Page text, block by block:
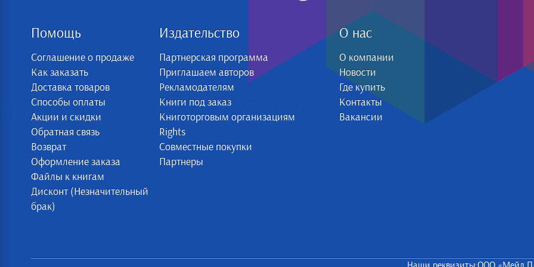
Помощь
Соглашение о продаже
Как заказать
Доставка товаров
Способы оплаты
Акции и скидки
Обратная связь
Возврат
Оформление заказа
Файлы к книгам
Дисконт (Незначительный
брак)
Издательство
Партнерская программа
Приглашаем авторов
Рекламодателям
Книги под заказ
Книготорговым организациям
Rights
Совместные покупки
Партнеры
О нас
О компании
Новости
Где купить
Контакты
Вакансии